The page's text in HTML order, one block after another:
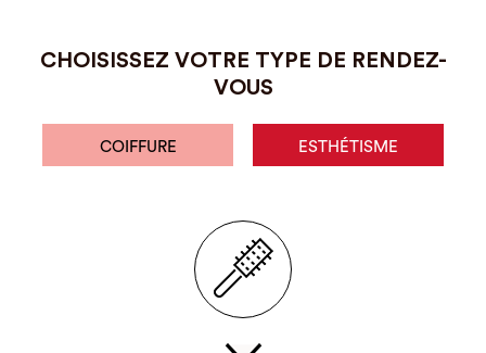
CHOISISSEZ VOTRE TYPE DE RENDEZ-
VOUS
COIFFURE ESTHÉTISME